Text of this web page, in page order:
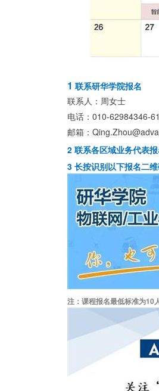
1 联系研华学院报名
联系人：周女士
电话：010-62984346-
邮箱：
2 联系各区域业务代表
3 长按识别以下报名二
注：课程报名最低标准为10